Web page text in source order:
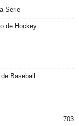
Serie
de Hockey
Baseball
703